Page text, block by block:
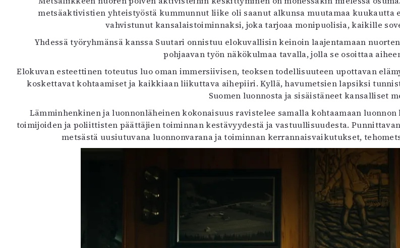
metsäaktivistien yhteistyöstä kummunnut liike oli saanut alkunsa muutamaa kuukautta
vahvistunut kansalaistoiminnaksi, joka tarjoaa monipuolisia, kaikille
Yhdessä työryhmänsä kanssa Suutari onnistuu elokuvallisin keinoin laajentamaan
pohjaavan työn näkökulmaa tavalla, jolla se osoittaa
Elokuvan esteettinen toteutus luo oman immersiivisen, teoksen todellisuuteen upottavan
koskettavat kohtaamiset ja kaikkiaan liikuttava aihepiiri. Kyllä, havumetsien lapsiksi
Suomen luonnosta ja sisäistäneet kansalliset
Lämminhenkinen ja luonnonläheinen kokonaisuus ravistelee samalla kohtaamaan
toimijoiden ja poliittisten päättäjien toiminnan kestävyydestä ja vastuullisuudesta.
metsästä uusiutuvana luonnonvarana ja toiminnan kerrannaisvaikutukset,